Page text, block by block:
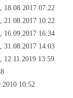
18.08.2017 07:22
21.08.2017 10:22
16.09.2017 16:34
31.08.2017 14:03
12.11.2019 13:59
10:52